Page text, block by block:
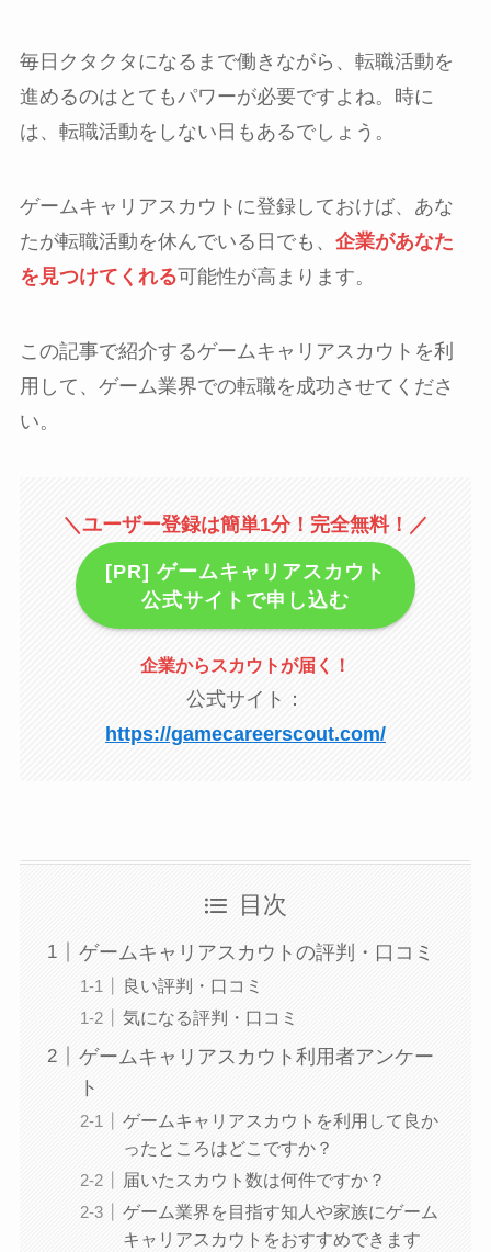
毎日クタクタになるまで働きながら、転職活動を
進めるのはとてもパワーが必要ですよね。時に
は、転職活動をしない日もあるでしょう。
ゲームキャリアスカウトに登録しておけば、あな
たが転職活動を休んでいる日でも、 企業があなた
を見つけてくれる可能性が高まります。
この記事で紹介するゲームキャリアスカウトを利
用して、ゲーム業界での転職を成功させてくださ
い。
＼ユーザー登録は簡単1分！完全無料！／
[PR] ゲームキャリアスカウト
公式サイトで申し込む
企業からスカウトが届く ！
公式サイト：
https://gamecareerscout.com/
目次
ゲームキャリアスカウトの評判・口コミ
良い評判・口コミ
気になる評判・口コミ
ゲームキャリアスカウト利用者アンケー
ト
ゲームキャリアスカウトを利用して良か
ったところはどこですか？
届いたスカウト数は何件ですか？
ゲーム業界を目指す知人や家族にゲーム
キャリアスカウトをおすすめできます